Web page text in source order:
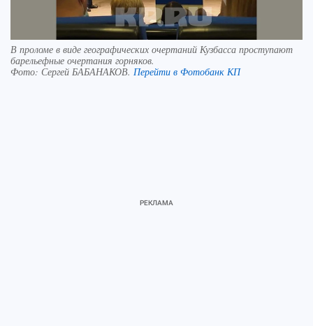
В проломе в виде географических очертаний Кузбасса проступают
барельефные очертания горняков.
Фото: Сергей БАБАНАКОВ. Перейти в Фотобанк КП